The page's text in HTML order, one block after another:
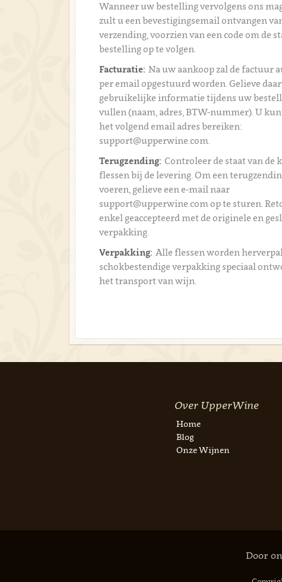
Wanneer uw bestelling vervolgens ons
zult u een bevestigingsemail ontvangen
verzending, voorzien van een code om de
bestelling op te volgen.
Facturatie: Na uw aankoop zal de factuur
per email opgestuurd worden. Gelieve
gebruikelijke informatie tijdens uw
vullen (naam, adres, BTW-nummer). U
het volgend email adres bereiken:
support@upperwine.com.
Terugzending: Controleer de staat van de
flessen bij de levering. Om een
voeren, gelieve een e-mail naar
support@upperwine.com op te sturen.
enkel geaccepteerd met de originele en
verpakking.
Verpakking: Alle flessen worden
schokbestendige verpakking speciaal
het transport van wijn.
Over UpperWine
Home
Blog
Onze Wijnen
Door